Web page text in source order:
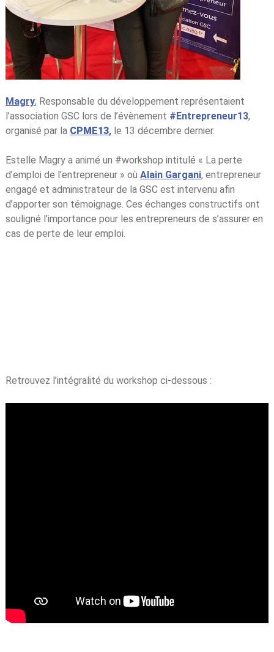
Magry, Responsable du développement représentaient
l’association GSC lors de l’évènement #Entrepreneur13,
organisé par la CPME13, le 13 décembre dernier.
Estelle Magry a animé un #workshop intitulé « La perte
d’emploi de l’entrepreneur » où Alain Gargani, entrepreneur
engagé et administrateur de la GSC est intervenu afin
d’apporter son témoignage. Ces échanges constructifs ont
souligné l’importance pour les entrepreneurs de s’assurer en
cas de perte de leur emploi.
Retrouvez l’intégralité du workshop ci-dessous :